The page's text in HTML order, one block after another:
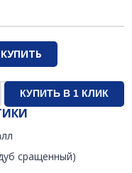
КУПИТЬ
сращенный)